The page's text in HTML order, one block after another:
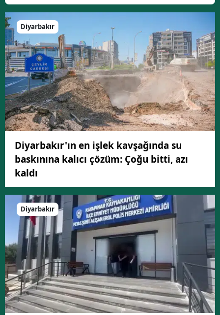
Diyarbakır
Diyarbakır'ın en işlek kavşağında su
baskınına kalıcı çözüm: Çoğu bitti, azı
kaldı
Diyarbakır